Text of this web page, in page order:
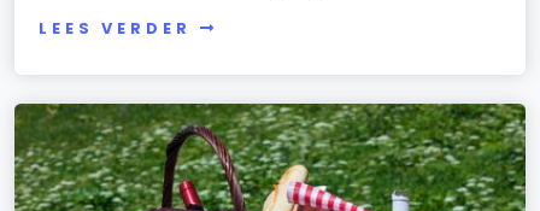
LEES VERDER